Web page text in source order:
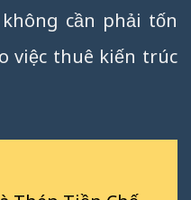
cần phải tốn
việc thuê kiến trúc